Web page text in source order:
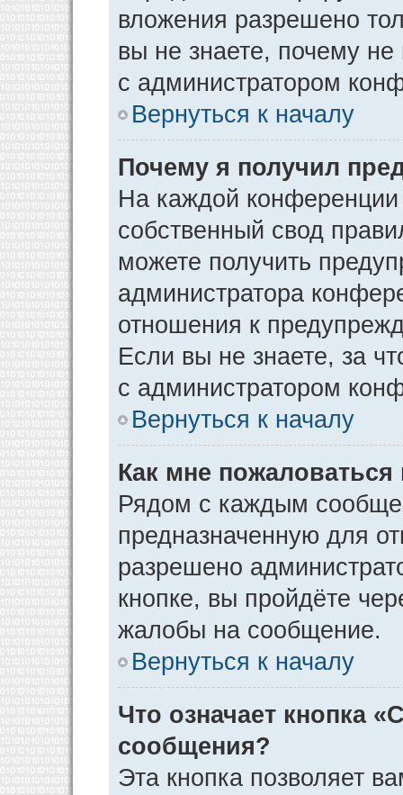
вложения разрешено
вы не знаете, почему
с администратором
Вернуться к началу
Почему я получил
На каждой конференции
собственный свод
можете получить
администратора
отношения к
Если вы не знаете, за
с администратором
Вернуться к началу
Как мне
Рядом с каждым
предназначенную для
разрешено
кнопке, вы пройдёте
жалобы на сообщение.
Вернуться к началу
Что означает кнопка
сообщения?
Эта кнопка позволяет